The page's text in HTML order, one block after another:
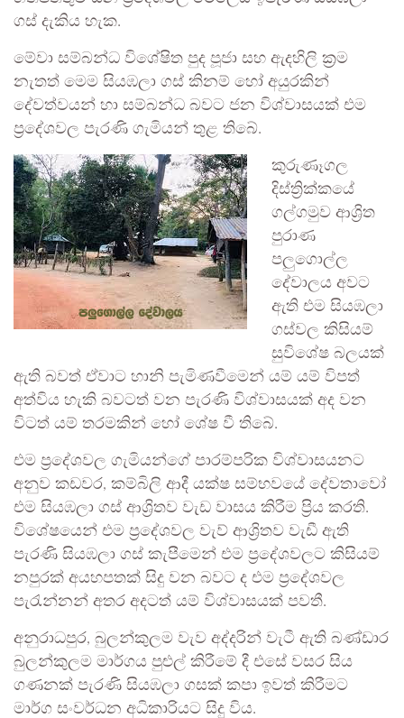
ගස් දැකිය හැක.
මේවා සම්බන්ධ විශේෂිත පුද පූජා සහ ඇදහිලි ක්‍රම
නැතත් මෙම සියඹලා ගස් කිනම් හෝ අයුරකින්
දේවත්වයන් හා සම්බන්ධ බවට ජන විශ්වාසයක් එම
ප්‍රදේශවල පැරණි ගැමියන් තුළ තිබේ.
කුරුණෑගල
දිස්ත්‍රික්කයේ
ගල්ගමුව ආශ්‍රිත
පුරාණ
පලුගොල්ල
දේවාලය අවට
ඇති එම සියඹලා
ගස්වල කිසියම්
සුවිශේෂ බලයක්
ඇති බවත් ඒවාට හානි පැමිණවීමෙන් යම් යම් විපත්
අත්විය හැකි බවටත් වන පැරණි විශ්වාසයක් අද වන
විටත් යම් තරමකින් හෝ ශේෂ වී තිබේ.
එම ප්‍රදේශවල ගැමියන්ගේ පාරම්පරික විශ්වාසයනට
අනුව කඩවර, කම්බිලි ආදී යක්ෂ සම්භවයේ දේවතාවෝ
එම සියඹලා ගස් ආශ්‍රිතව වැඩ වාසය කිරීම ප්‍රිය කරති.
විශේෂයෙන් එම ප්‍රදේශවල වැව් ආශ්‍රිතව වැඩී ඇති
පැරණි සියඹලා ගස් කැපීමෙන් එම ප්‍රදේශවලට කිසියම්
නපුරක් අයහපතක් සිදු වන බවට ද එම ප්‍රදේශවල
පැරැන්නන් අතර අදටත් යම් විශ්වාසයක් පවතී.
අනුරාධපුර, බුලන්කුලම වැව අද්දරින් වැටී ඇති බණ්ඩාර
බුලන්කුලම මාර්ගය පුළුල් කිරී‍මේ දී එසේ වසර සිය
ගණනක් පැරණි සියඹලා ගසක් කපා ඉවත් කිරීමට
මාර්ග සංවර්ධන අධිකාරියට සිදු විය.